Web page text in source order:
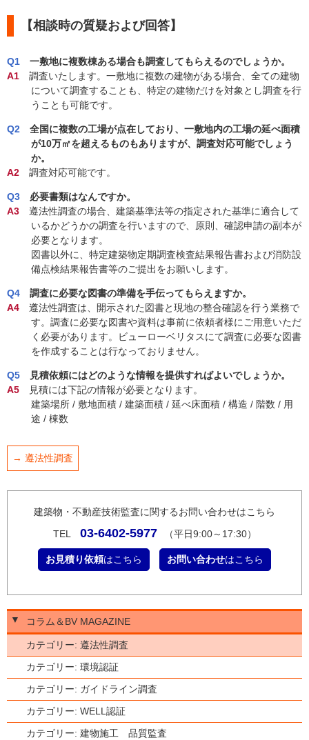
【相談時の質疑および回答】
Q1 一敷地に複数棟ある場合も調査してもらえるのでしょうか。
A1 調査いたします。一敷地に複数の建物がある場合、全ての建物
について調査することも、特定の建物だけを対象とし調査を行
うことも可能です。
Q2 全国に複数の工場が点在しており、一敷地内の工場の延べ面積
が10万㎡を超えるものもありますが、調査対応可能でしょう
か。
A2 調査対応可能です。
Q3 必要書類はなんですか。
A3 遵法性調査の場合、建築基準法等の指定された基準に適合して
いるかどうかの調査を行いますので、原則、確認申請の副本が
必要となります。
図書以外に、特定建築物定期調査検査結果報告書および消防設
備点検結果報告書等のご提出をお願いします。
Q4 調査に必要な図書の準備を手伝ってもらえますか。
A4 遵法性調査は、開示された図書と現地の整合確認を行う業務で
す。調査に必要な図書や資料は事前に依頼者様にご用意いただ
く必要があります。ビューローベリタスにて調査に必要な図書
を作成することは行なっておりません。
Q5 見積依頼にはどのような情報を提供すればよいでしょうか。
A5 見積には下記の情報が必要となります。
建築場所 / 敷地面積 / 建築面積 / 延べ床面積 / 構造 / 階数 / 用
途 / 棟数
→ 遵法性調査
建築物・不動産技術監査に関するお問い合わせはこちら
TEL
03-6402-5977 （平日9:00～17:30）
お見積り依頼はこちら お問い合わせはこちら
▼ コラム＆BV MAGAZINE
カテゴリー: 遵法性調査
カテゴリー: 環境認証
カテゴリー: ガイドライン調査
カテゴリー: WELL認証
カテゴリー: 建物施工 品質監査